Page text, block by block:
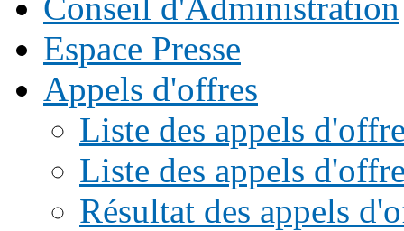
Espace Presse
Appels d'offres
Liste des appels
Liste des appels
Résultat des appels